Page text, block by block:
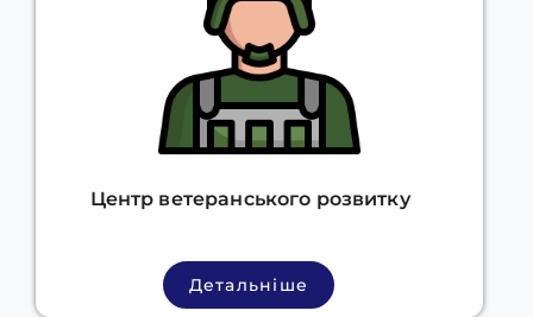
Центр ветеранського розвитку
Детальніше